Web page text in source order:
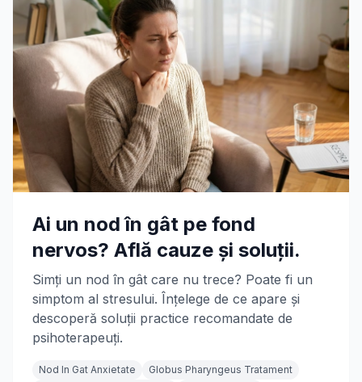
Ai un nod în gât pe fond
nervos? Află cauze și soluții.
Simți un nod în gât care nu trece? Poate fi un
simptom al stresului. Înțelege de ce apare și
descoperă soluții practice recomandate de
psihoterapeuți.
Nod In Gat Anxietate
Globus Pharyngeus Tratament